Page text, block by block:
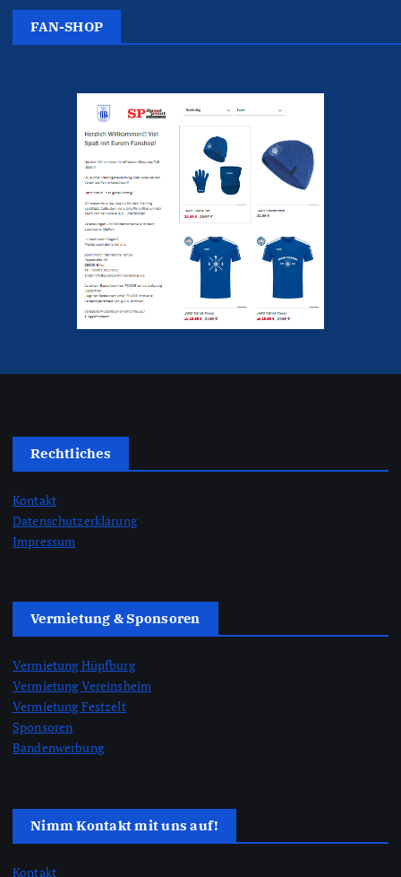
FAN-SHOP
Rechtliches
Kontakt
Datenschutzerklärung
Impressum
Vermietung & Sponsoren
Vermietung Hüpfburg
Vermietung Vereinsheim
Vermietung Festzelt
Sponsoren
Bandenwerbung
Nimm Kontakt mit uns auf!
Kontakt